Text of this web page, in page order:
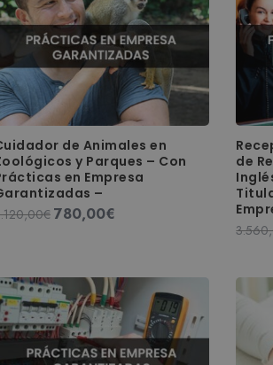
de Animales en
y Parques – Con
en Empresa
–
€ El
3.120,00€.
780,00€El
780,00€.
de